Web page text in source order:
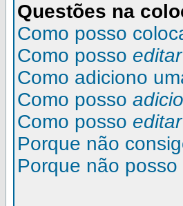
Questões na
Como posso
Como posso editar
Como adiciono
Como posso
Como posso editar
Porque não
Porque não posso